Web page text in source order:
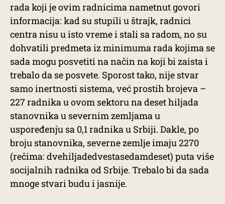
rada koji je ovim radnicima nametnut govori
informacija: kad su stupili u štrajk, radnici
centra nisu u isto vreme i stali sa radom, no su
dohvatili predmeta iz minimuma rada kojima se
sada mogu posvetiti na način na koji bi zaista i
trebalo da se posvete. Sporost tako, nije stvar
samo inertnosti sistema, već prostih brojeva –
227 radnika u ovom sektoru na deset hiljada
stanovnika u severnim zemljama u
uspoređenju sa 0,1 radnika u Srbiji. Dakle, po
broju stanovnika, severne zemlje imaju 2270
(rečima: dvehiljadedvestasedamdeset) puta više
socijalnih radnika od Srbije. Trebalo bi da sada
mnoge stvari budu i jasnije.